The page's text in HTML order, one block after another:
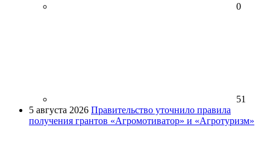
0
51
5 августа 2026 Правительство уточнило правила
получения грантов «Агромотиватор» и «Агротуризм»